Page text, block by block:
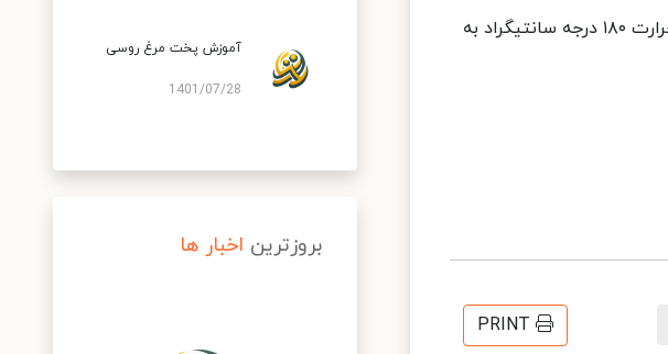
۵. کف سینی را چرب کنید سپس خمیرهای آماده را کف قالب بچینید. سینی را درون فر با درجه حرارت ۱۸۰ درجه سانتیگراد به
PRINT
آموزش پخت مرغ روسی
1401/07/28
بروزترین اخبار ها